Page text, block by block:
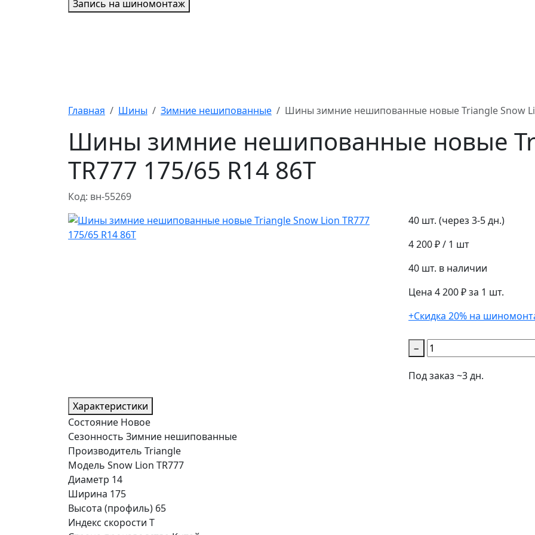
Запись на шиномонтаж
Главная Шины Зимние нешипованные Шины зимние нешипованные новые Triangle Snow
Шины зимние нешипованные новые
TR777 175/65 R14 86T
Код: вн-55269
40 шт. (через 3-5 дн.)
4 200 ₽/ 1 шт
40 шт. в наличии
Цена 4 200 ₽ за 1 шт.
+Скидка 20% на
−
Под заказ ~3 дн.
Характеристики
Состояние Новое
Сезонность Зимние нешипованные
Производитель Triangle
Модель Snow Lion TR777
Диаметр 14
Ширина 175
Высота (профиль) 65
Индекс скорости T